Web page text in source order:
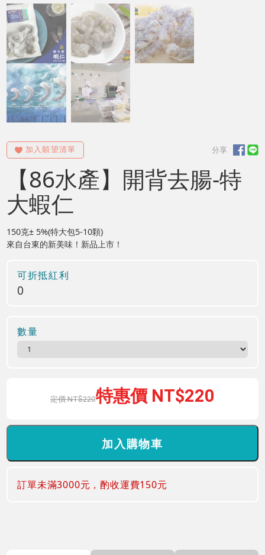
【86水產】開背去腸-特
大蝦仁
150克± 5%(特大包5-10顆)
來自台東的新美味！新品上市！
可折抵紅利
0
數量
220 220
訂單未滿3000元，酌收運費150元